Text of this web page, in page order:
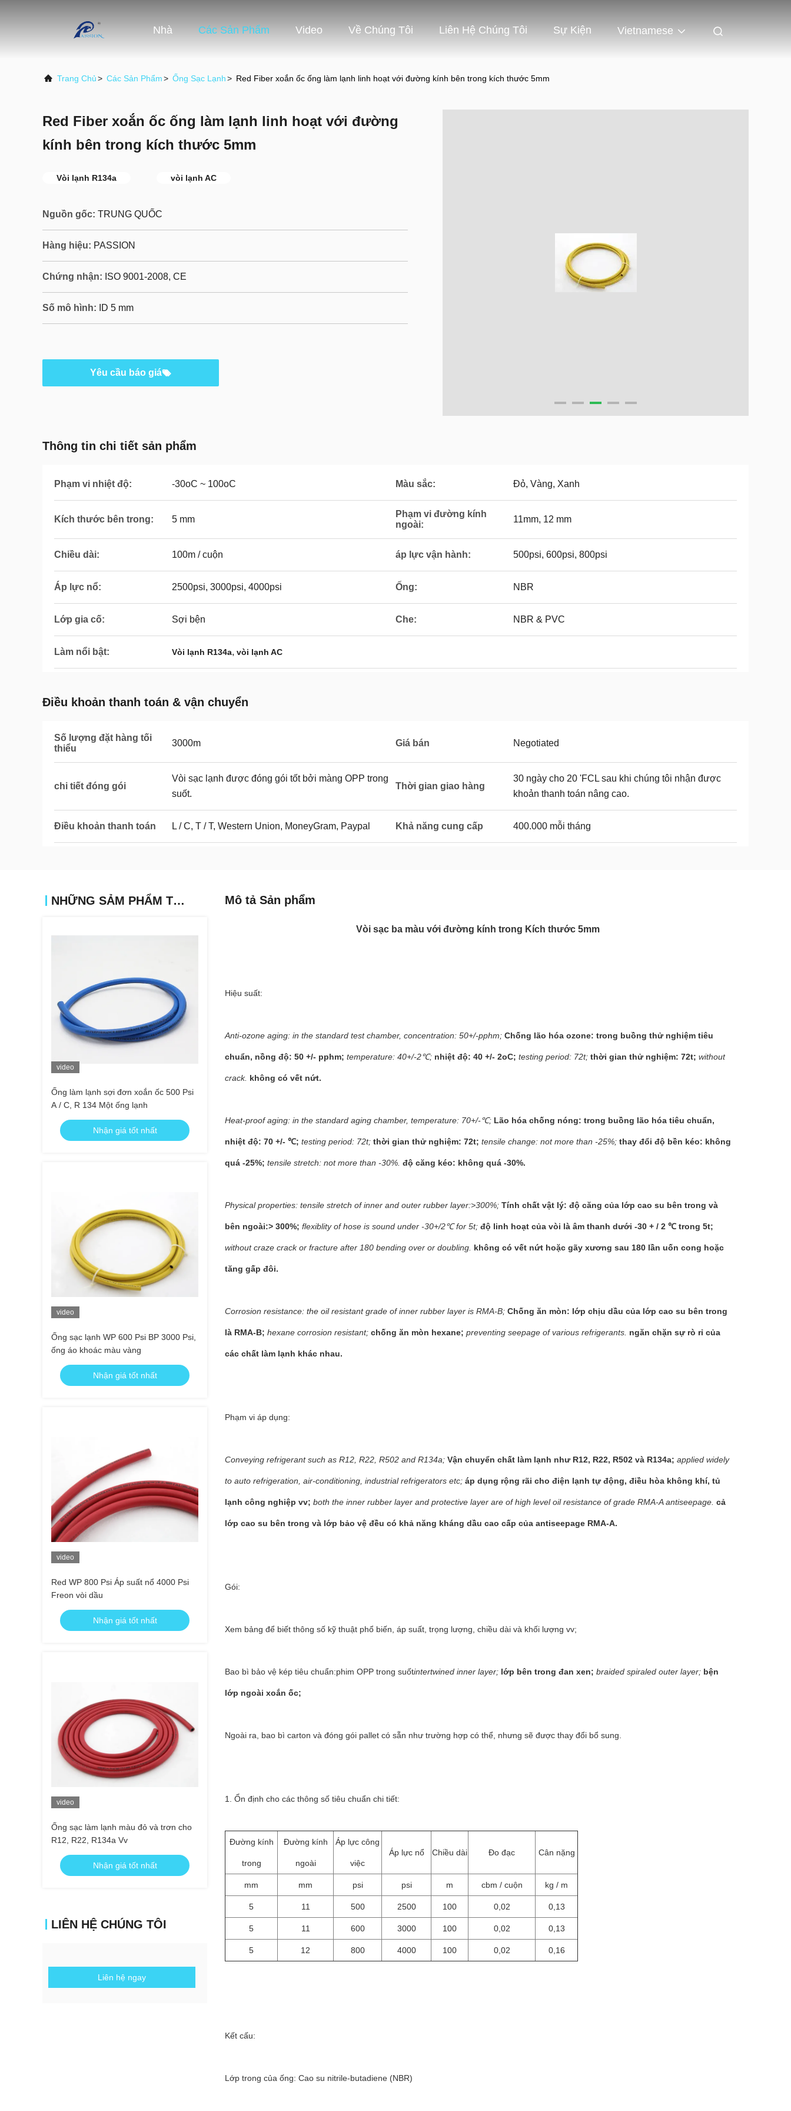
Nhà Các Sản Phẩm Video Về Chúng Tôi Liên Hệ Chúng Tôi Sự Kiện Vietnamese
Trang Chủ> Các Sản Phẩm> Ống Sạc Lạnh> Red Fiber xoắn ốc ống làm lạnh linh hoạt với đường kính bên trong kích thước 5mm
Red Fiber xoắn ốc ống làm lạnh linh hoạt với đường
kính bên trong kích thước 5mm
Vòi lạnh R134a vòi lạnh AC
Nguồn gốc: TRUNG QUỐC
Hàng hiệu: PASSION
Chứng nhận: ISO 9001-2008, CE
Số mô hình: ID 5 mm
Yêu cầu báo giá
Thông tin chi tiết sản phẩm
Phạm vi nhiệt độ: -30oC ~ 100oC Màu sắc: Đỏ, Vàng, Xanh
Kích thước bên trong: 5 mm
Phạm vi đường kính
ngoài:
11mm, 12 mm
Chiều dài: 100m / cuộn áp lực vận hành: 500psi, 600psi, 800psi
Áp lực nổ: 2500psi, 3000psi, 4000psi Ống: NBR
Lớp gia cố: Sợi bện Che: NBR & PVC
Làm nổi bật: Vòi lạnh R134a, vòi lạnh AC
Điều khoản thanh toán & vận chuyển
Số lượng đặt hàng tối
thiểu
3000m Giá bán Negotiated
chi tiết đóng gói
Vòi sạc lạnh được đóng gói tốt bởi màng OPP trong
suốt.
Thời gian giao hàng
30 ngày cho 20 'FCL sau khi chúng tôi nhận được
khoản thanh toán nâng cao.
Điều khoản thanh toán L / C, T / T, Western Union, MoneyGram, Paypal Khả năng cung cấp 400.000 mỗi tháng
NHỮNG SẢM PHẨM TƯƠNG TỰ
video
Ống làm lạnh sợi đơn xoắn ốc 500 Psi
A / C, R 134 Một ống lạnh
Nhận giá tốt nhất
video
Ống sạc lạnh WP 600 Psi BP 3000 Psi,
ống áo khoác màu vàng
Nhận giá tốt nhất
video
Red WP 800 Psi Áp suất nổ 4000 Psi
Freon vòi dầu
Nhận giá tốt nhất
video
Ống sạc làm lạnh màu đỏ và trơn cho
R12, R22, R134a Vv
Nhận giá tốt nhất
LIÊN HỆ CHÚNG TÔI
Liên hệ ngay
Mô tả Sản phẩm
Vòi sạc ba màu với đường kính trong Kích thước 5mm
Hiệu suất:
Anti-ozone aging: in the standard test chamber, concentration: 50+/-pphm; Chống lão hóa ozone: trong buồng thử nghiệm tiêu
chuẩn, nồng độ: 50 +/- pphm; temperature: 40+/-2℃; nhiệt độ: 40 +/- 2oC; testing period: 72t; thời gian thử nghiệm: 72t; without
crack. không có vết nứt.
Heat-proof aging: in the standard aging chamber, temperature: 70+/-℃; Lão hóa chống nóng: trong buồng lão hóa tiêu chuẩn,
nhiệt độ: 70 +/- ℃; testing period: 72t; thời gian thử nghiệm: 72t; tensile change: not more than -25%; thay đổi độ bền kéo: không
quá -25%; tensile stretch: not more than -30%. độ căng kéo: không quá -30%.
Physical properties: tensile stretch of inner and outer rubber layer:>300%; Tính chất vật lý: độ căng của lớp cao su bên trong và
bên ngoài:> 300%; flexiblity of hose is sound under -30+/2℃ for 5t; độ linh hoạt của vòi là âm thanh dưới -30 + / 2 ℃ trong 5t;
without craze crack or fracture after 180 bending over or doubling. không có vết nứt hoặc gãy xương sau 180 lần uốn cong hoặc
tăng gấp đôi.
Corrosion resistance: the oil resistant grade of inner rubber layer is RMA-B; Chống ăn mòn: lớp chịu dầu của lớp cao su bên trong
là RMA-B; hexane corrosion resistant; chống ăn mòn hexane; preventing seepage of various refrigerants. ngăn chặn sự rò rỉ của
các chất làm lạnh khác nhau.
Phạm vi áp dụng:
Conveying refrigerant such as R12, R22, R502 and R134a; Vận chuyển chất làm lạnh như R12, R22, R502 và R134a; applied widely
to auto refrigeration, air-conditioning, industrial refrigerators etc; áp dụng rộng rãi cho điện lạnh tự động, điều hòa không khí, tủ
lạnh công nghiệp vv; both the inner rubber layer and protective layer are of high level oil resistance of grade RMA-A antiseepage. cả
lớp cao su bên trong và lớp bảo vệ đều có khả năng kháng dầu cao cấp của antiseepage RMA-A.
Gói:
Xem bảng để biết thông số kỹ thuật phổ biến, áp suất, trọng lượng, chiều dài và khối lượng vv;
Bao bì bảo vệ kép tiêu chuẩn:phim OPP trong suốtintertwined inner layer; lớp bên trong đan xen; braided spiraled outer layer; bện
lớp ngoài xoắn ốc;
Ngoài ra, bao bì carton và đóng gói pallet có sẵn như trường hợp có thể, nhưng sẽ được thay đổi bổ sung.
1. Ổn định cho các thông số tiêu chuẩn chi tiết:
Đường kính
trong
Đường kính
ngoài
Áp lực công
việc
Áp lực nổ Chiều dài Đo đạc Cân nặng
mm mm psi psi m cbm / cuộn kg / m
5 11 500 2500 100 0,02 0,13
5 11 600 3000 100 0,02 0,13
5 12 800 4000 100 0,02 0,16
Kết cấu:
Lớp trong của ống: Cao su nitrile-butadiene (NBR)